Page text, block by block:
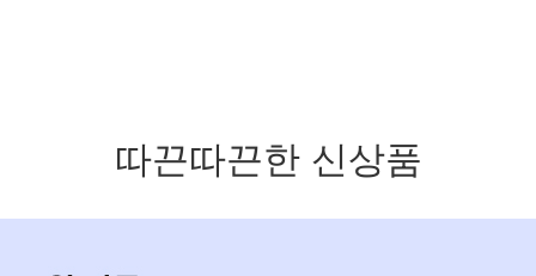
따끈따끈한 신상품